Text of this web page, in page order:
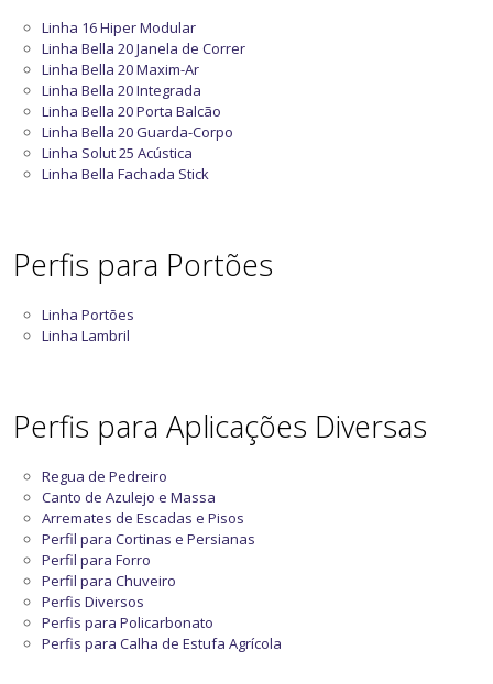
Linha 16 Hiper Modular
Linha Bella 20 Janela de Correr
Linha Bella 20 Maxim-Ar
Linha Bella 20 Integrada
Linha Bella 20 Porta Balcão
Linha Bella 20 Guarda-Corpo
Linha Solut 25 Acústica
Linha Bella Fachada Stick
Perfis para Portões
Linha Portões
Linha Lambril
Perfis para Aplicações Diversas
Regua de Pedreiro
Canto de Azulejo e Massa
Arremates de Escadas e Pisos
Perfil para Cortinas e Persianas
Perfil para Forro
Perfil para Chuveiro
Perfis Diversos
Perfis para Policarbonato
Perfis para Calha de Estufa Agrícola